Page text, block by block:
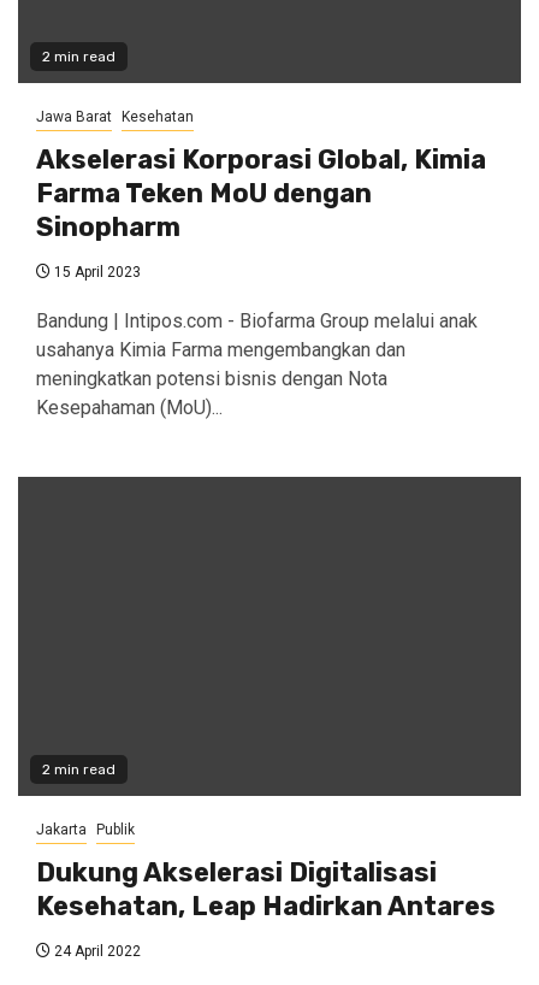
2 min read
Jawa Barat Kesehatan
Akselerasi Korporasi Global, Kimia
Farma Teken MoU dengan
Sinopharm
15 April 2023
Bandung | Intipos.com - Biofarma Group melalui anak
usahanya Kimia Farma mengembangkan dan
meningkatkan potensi bisnis dengan Nota
Kesepahaman (MoU)...
2 min read
Jakarta Publik
Dukung Akselerasi Digitalisasi
Kesehatan, Leap Hadirkan Antares
24 April 2022